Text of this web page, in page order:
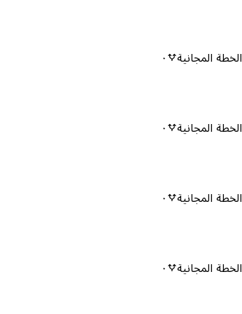
الخطة المجانية ٠
الخطة المجانية ٠
الخطة المجانية ٠
الخطة المجانية ٠